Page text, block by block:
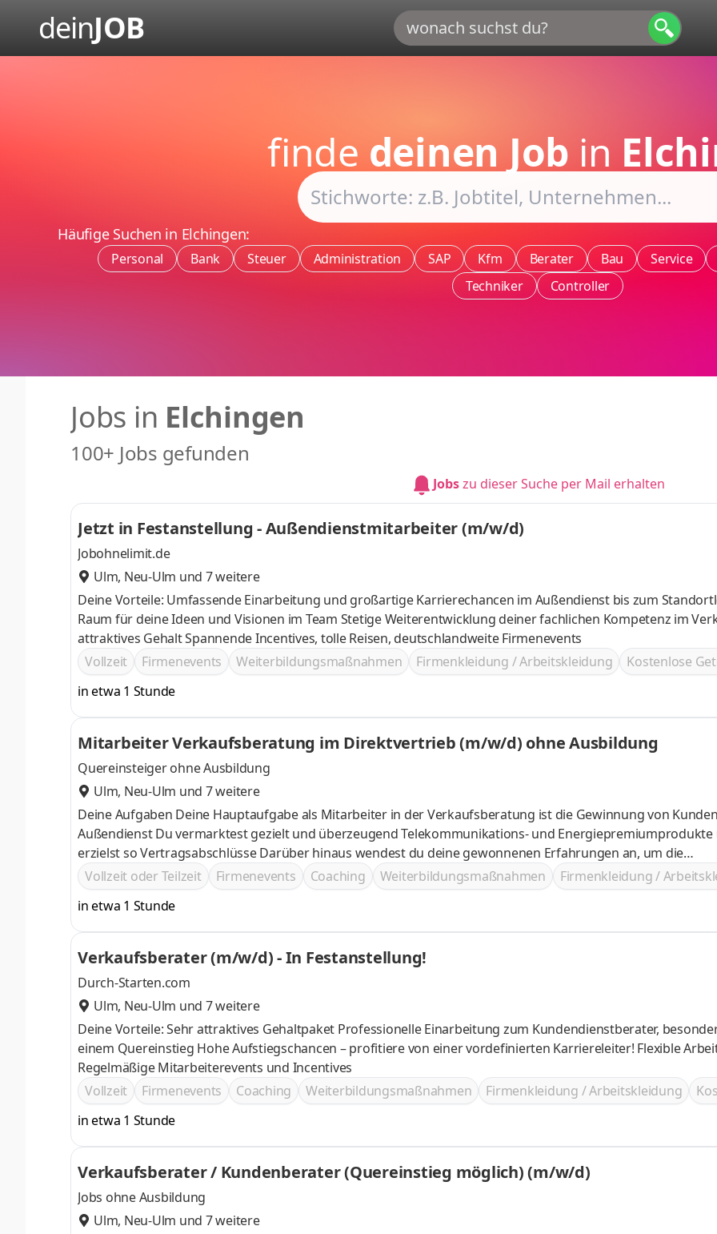
deinJOB
finde deinen Job in
Häufige Suchen in Elchingen:
Personal Bank Steuer Administration SAP Kfm Berater Bau Service
Techniker
Controller
Jobs in Elchingen
100+ Jobs gefunden
Jobszu dieser Suche per Mail erhalten
Jetzt in Festanstellung - Außendienstmitarbeiter (m/w/d)
Jobohnelimit.de
Ulm, Neu-Ulm und 7 weitere
Deine Vorteile: Umfassende Einarbeitung und großartige Karrierechancen im Außendienst bis zum
Raum für deine Ideen und Visionen im Team Stetige Weiterentwicklung deiner fachlichen Kompetenz im Verkauf und
attraktives Gehalt Spannende Incentives, tolle Reisen, deutschlandweite Firmenevents
Vollzeit
Firmenevents Weiterbildungsmaßnahmen Firmenkleidung / Arbeitskleidung Kostenlose
in etwa 1 Stunde
Mitarbeiter Verkaufsberatung im Direktvertrieb (m/w/d) ohne Ausbildung
Quereinsteiger ohne Ausbildung
Ulm, Neu-Ulm und 7 weitere
Deine Aufgaben Deine Hauptaufgabe als Mitarbeiter in der Verkaufsberatung ist die Gewinnung von
Außendienst Du vermarktest gezielt und überzeugend Telekommunikations- und Energiepremiumprodukte und
erzielst so Vertragsabschlüsse Darüber hinaus wendest du deine gewonnenen Erfahrungen an, um die
Vertriebsprozesse im Team immer weiterzuentwickeln
Vollzeit oder Teilzeit Firmenevents Coaching Weiterbildungsmaßnahmen Firmenkleidung /
in etwa 1 Stunde
Verkaufsberater (m/w/d) - In Festanstellung!
Durch-Starten.com
Ulm, Neu-Ulm und 7 weitere
Deine Vorteile: Sehr attraktives Gehaltpaket Professionelle Einarbeitung zum Kundendienstberater, besonders bei
einem Quereinstieg Hohe Aufstiegschancen – profitiere von einer vordefinierten Karriereleiter! Flexible Arbeitszeiten
Regelmäßige Mitarbeiterevents und Incentives
Vollzeit
Firmenevents Coaching Weiterbildungsmaßnahmen Firmenkleidung / Arbeitskleidung
in etwa 1 Stunde
Verkaufsberater / Kundenberater (Quereinstieg möglich) (m/w/d)
Jobs ohne Ausbildung
Ulm, Neu-Ulm und 7 weitere